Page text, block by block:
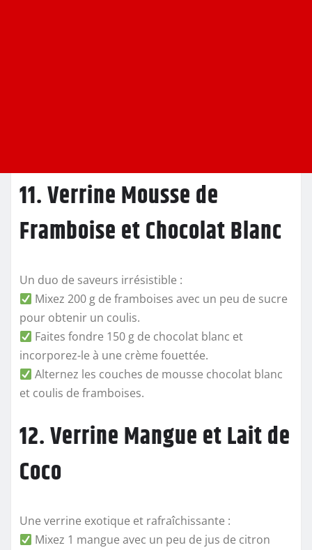
11. Verrine Mousse de
Framboise et Chocolat Blanc
Un duo de saveurs irrésistible :
Mixez 200 g de framboises avec un peu de sucre
pour obtenir un coulis.
Faites fondre 150 g de chocolat blanc et
incorporez-le à une crème fouettée.
Alternez les couches de mousse chocolat blanc
et coulis de framboises.
12. Verrine Mangue et Lait de
Coco
Une verrine exotique et rafraîchissante :
Mixez 1 mangue avec un peu de jus de citron